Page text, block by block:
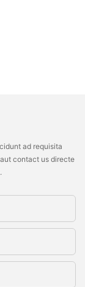
ad requisita
contact us directe